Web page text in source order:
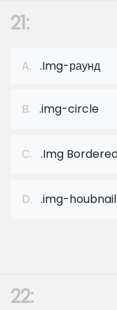
21:
A. .Img-раунд
B. .img-circle
C. .Img
D. .img-houbnail
22: